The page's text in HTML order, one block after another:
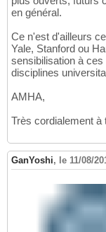
en général.
Ce n'est d'ailleurs
Yale, Stanford ou
sensibilisation à
disciplines
AMHA,
Très cordialement à
GanYoshi, le 11/08/